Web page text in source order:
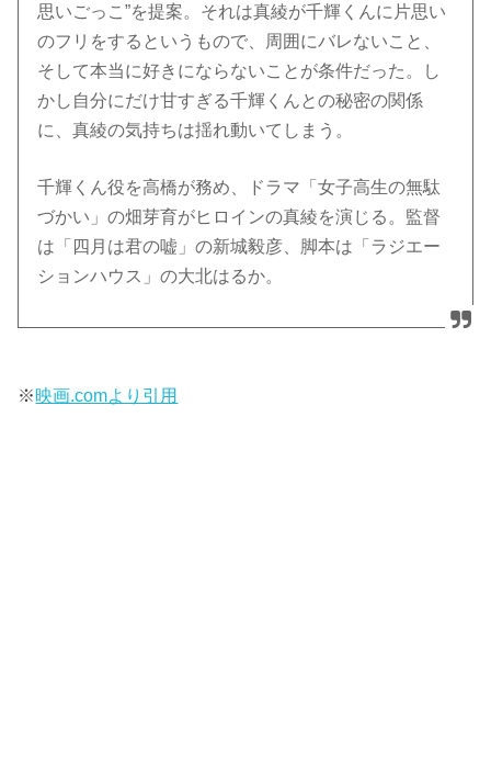
思いごっこ”を提案。それは真綾が千輝くんに片思い
のフリをするというもので、周囲にバレないこと、
そして本当に好きにならないことが条件だった。し
かし自分にだけ甘すぎる千輝くんとの秘密の関係
に、真綾の気持ちは揺れ動いてしまう。
千輝くん役を高橋が務め、ドラマ「女子高生の無駄
づかい」の畑芽育がヒロインの真綾を演じる。監督
は「四月は君の嘘」の新城毅彦、脚本は「ラジエー
ションハウス」の大北はるか。
※映画.comより引用